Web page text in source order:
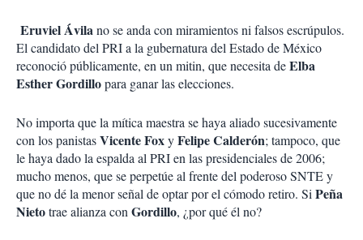
Eruviel Ávilano se anda con miramientos ni falsos escrúpulos.
El candidato del PRI a la gubernatura del Estado de México
reconoció públicamente, en un mitin, que necesita deElba
Esther Gordillopara ganar las elecciones.
No importa que la mítica maestra se haya aliado sucesivamente
con los panistasVicente FoxyFelipe Calderón; tampoco, que
le haya dado la espalda al PRI en las presidenciales de 2006;
mucho menos, que se perpetúe al frente del poderoso SNTE y
que no dé la menor señal de optar por el cómodo retiro. Si Peña
Nietotrae alianza con Gordillo, ¿por qué él no?